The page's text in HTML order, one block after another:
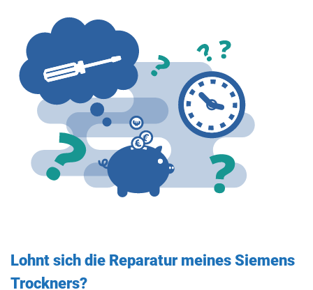
Lohnt sich die Reparatur meines Siemens
Trockners?